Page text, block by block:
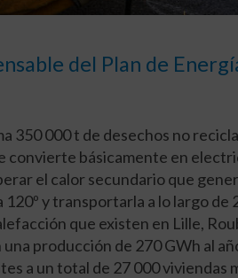
del Plan de
350 000 t de desechos no
convierte básicamente en
el calor secundario que
y transportarla a lo largo de
que existen en Lille,
producción de 270 GWh al
a un total de 27 000 viviendas